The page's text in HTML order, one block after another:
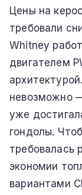
Цены на
требовали
Whitney
двигателем
невозможно
уже
гондолы.
требовалась
экономии
вариантами